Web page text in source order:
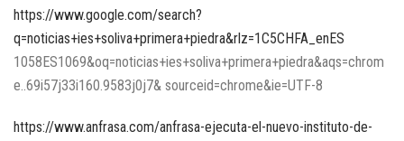
https://www.google.com/search?
q=noticias+ies+soliva+primera+piedra&rlz=1C5CHFA_enES
1058ES1069&oq=noticias+ies+soliva+primera+piedra&aqs=chrom
e..69i57j33i160.9583j0j7& sourceid=chrome&ie=UTF-8
https://www.anfrasa.com/anfrasa-ejecuta-el-nuevo-instituto-de-